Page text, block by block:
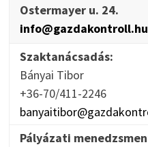
Ostermayer u. 24.
info@gazdakontroll.hu
Szaktanácsadás:
Bányai Tibor
+36-70/411-2246
Pályázati